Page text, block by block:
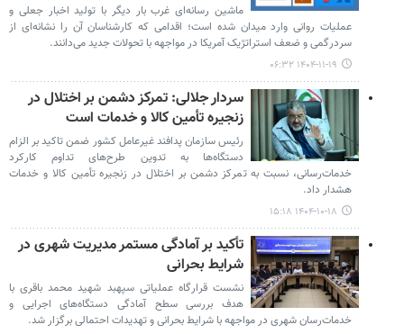
ماشین رسانه‌ای غرب بار دیگر با تولید اخبار جعلی و
عملیات روانی وارد میدان شده است؛ اقدامی که کارشناسان آن را نشانه‌ای از
سردرگمی و ضعف استراتژیک آمریکا در مواجهه با تحولات جدید می‌دانند.
۱۴۰۴-۱۱-۱۹ ۰۶:۳۲
سردار جلالی: تمرکز دشمن بر اختلال در
زنجیره تأمین کالا و خدمات است
رئیس سازمان پدافند غیرعامل کشور ضمن تاکید بر الزام
دستگاه‌ها به تدوین طرح‌های تداوم کارکرد
خدمات‌رسانی، نسبت به تمرکز دشمن بر اختلال در زنجیره تأمین کالا و خدمات
هشدار داد.
۱۴۰۴-۱۰-۱۸ ۱۵:۱۸
تأکید بر آمادگی مستمر مدیریت شهری در
شرایط بحرانی
نشست قرارگاه عملیاتی سپهبد شهید محمد باقری با
هدف بررسی سطح آمادگی دستگاه‌های اجرایی و
خدمات‌رسان شهری در مواجهه با شرایط بحرانی و تهدیدات احتمالی برگزار شد.